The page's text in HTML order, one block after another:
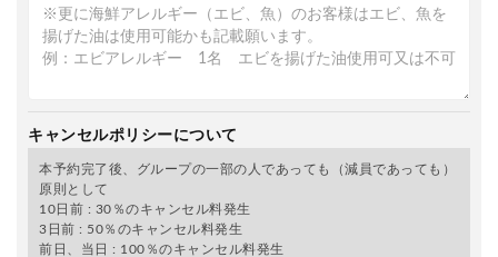
キャンセルポリシーについて
本予約完了後、グループの一部の人であっても（減員であっても）
原則として
10日前 : 30％のキャンセル料発生
3日前 : 50％のキャンセル料発生
前日、当日 : 100％のキャンセル料発生